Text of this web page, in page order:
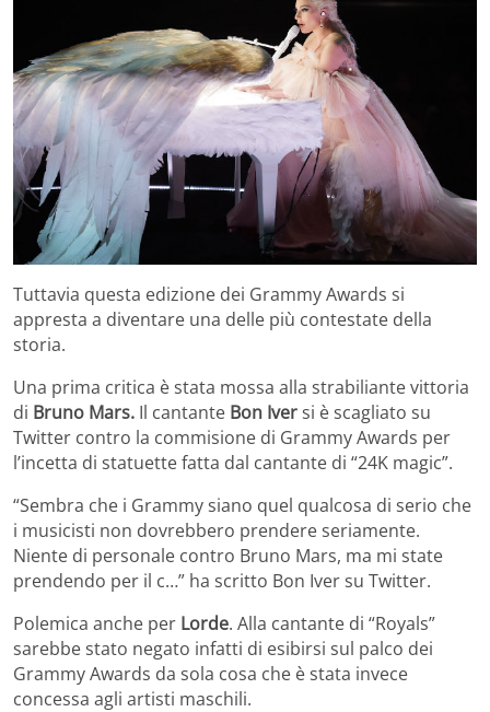
Tuttavia questa edizione dei Grammy Awards si
appresta a diventare una delle più contestate della
storia.
Una prima critica è stata mossa alla strabiliante vittoria
di Bruno Mars. Il cantante Bon Iversi è scagliato su
Twitter contro la commisione di Grammy Awards per
l’incetta di statuette fatta dal cantante di “24K magic”.
“Sembra che i Grammy siano quel qualcosa di serio che
i musicisti non dovrebbero prendere seriamente.
Niente di personale contro Bruno Mars, ma mi state
prendendo per il c…” ha scritto Bon Iver su Twitter.
Polemica anche per Lorde. Alla cantante di “Royals”
sarebbe stato negato infatti di esibirsi sul palco dei
Grammy Awards da sola cosa che è stata invece
concessa agli artisti maschili.